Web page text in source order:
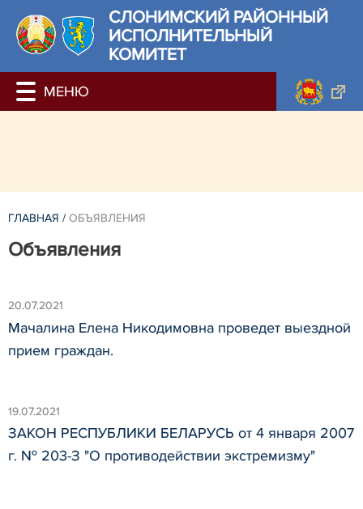
СЛОНИМСКИЙ РАЙОННЫЙ
ИСПОЛНИТЕЛЬНЫЙ
КОМИТЕТ
ГЛАВНАЯ / ОБЪЯВЛЕНИЯ
Объявления
20.07.2021
Мачалина Елена Никодимовна проведет выездной
прием граждан.
19.07.2021
ЗАКОН РЕСПУБЛИКИ БЕЛАРУСЬ от 4 января 2007
г. № 203-З "О противодействии экстремизму"